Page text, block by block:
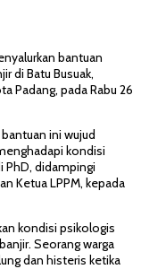
bantuan
di Batu Busuak,
Padang, pada Rabu 26
ini wujud
kondisi
PhD, didampingi
Ketua LPPM, kepada
kondisi psikologis
Seorang warga
dan histeris ketika